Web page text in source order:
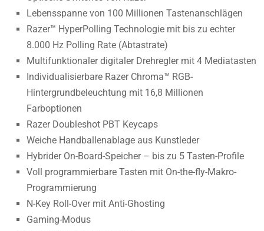
Lebensspanne von 100 Millionen Tastenanschlägen
Razer™ HyperPolling Technologie mit bis zu echter
8.000 Hz Polling Rate (Abtastrate)
Multifunktionaler digitaler Drehregler mit 4 Mediatasten
Individualisierbare Razer Chroma™ RGB-
Hintergrundbeleuchtung mit 16,8 Millionen
Farboptionen
Razer Doubleshot PBT Keycaps
Weiche Handballenablage aus Kunstleder
Hybrider On-Board-Speicher – bis zu 5 Tasten-Profile
Voll programmierbare Tasten mit On-the-fly-Makro-
Programmierung
N-Key Roll-Over mit Anti-Ghosting
Gaming-Modus